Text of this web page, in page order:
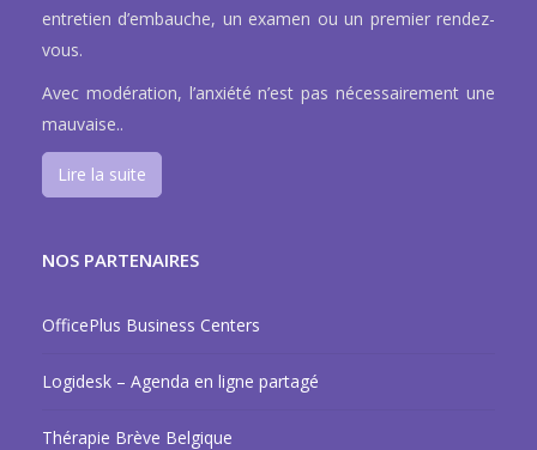
entretien d’embauche, un examen ou un premier rendez-
vous.
Avec modération, l’anxiété n’est pas nécessairement une
mauvaise..
Lire la suite
NOS PARTENAIRES
OfficePlus Business Centers
Logidesk – Agenda en ligne partagé
Thérapie Brève Belgique